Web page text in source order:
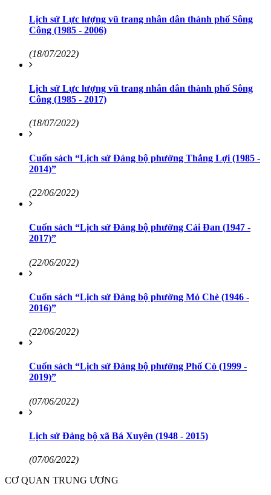
Lịch sử Lực lượng vũ trang nhân dân thành phố Sông
Công (1985 - 2006)
(18/07/2022)
Lịch sử Lực lượng vũ trang nhân dân thành phố Sông
Công (1985 - 2017)
(18/07/2022)
Cuốn sách “Lịch sử Đảng bộ phường Thắng Lợi (1985 -
2014)”
(22/06/2022)
Cuốn sách “Lịch sử Đảng bộ phường Cải Đan (1947 -
2017)”
(22/06/2022)
Cuốn sách “Lịch sử Đảng bộ phường Mỏ Chè (1946 -
2016)”
(22/06/2022)
Cuốn sách “Lịch sử Đảng bộ phường Phố Cò (1999 -
2019)”
(07/06/2022)
Lịch sử Đảng bộ xã Bá Xuyên (1948 - 2015)
(07/06/2022)
CƠ QUAN TRUNG ƯƠNG